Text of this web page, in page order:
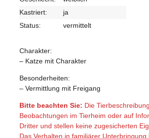
Kastriert:
ja
Status:
vermittelt
Charakter:
– Katze mit Charakter
Besonderheiten:
– Vermittlung mit Freigang
Bitte beachten Sie: Die
Beobachtungen im Tierheim oder auf
Dritter und stellen keine zugesicherten
Das Verhalten in familiärer Unterbringung